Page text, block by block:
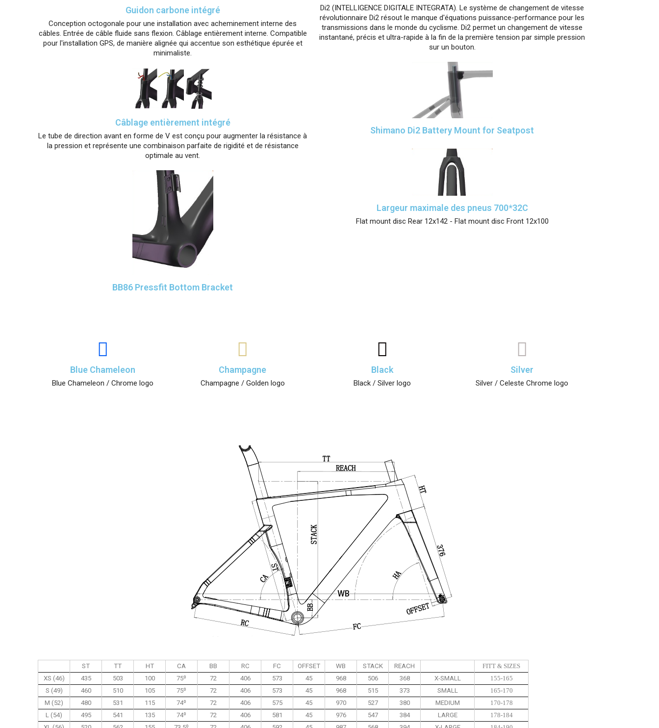
Guidon carbone intégré
Conception octogonale pour une installation avec acheminement interne des
câbles. Entrée de câble fluide sans flexion. Câblage entièrement interne. Compatible
pour l'installation GPS, de manière alignée qui accentue son esthétique épurée et
minimaliste.
Câblage entièrement intégré
Le tube de direction avant en forme de V est conçu pour augmenter la résistance à
la pression et représente une combinaison parfaite de rigidité et de résistance
optimale au vent.
BB86 Pressfit Bottom Bracket
Di2 (INTELLIGENCE DIGITALE INTEGRATA). Le système de changement de vitesse
révolutionnaire Di2 résout le manque d'équations puissance-performance pour les
transmissions dans le monde du cyclisme. Di2 permet un changement de vitesse
instantané, précis et ultra-rapide à la fin de la première tension par simple pression
sur un bouton.
Shimano Di2 Battery Mount for Seatpost
Largeur maximale des pneus 700*32C
Flat mount disc Rear 12x142 - Flat mount disc Front 12x100
Blue Chameleon
Blue Chameleon / Chrome logo
Champagne
Champagne / Golden logo
Black
Black / Silver logo
Silver
Silver / Celeste Chrome logo
ST TT HT CA BB RC FC OFFSET WB STACK REACH
FITT & SIZES
XS (46)
435 503 100 75º 72 406 573 45 968 506 368 X-SMALL
155-165
S (49)
460 510 105 75º 72 406 573 45 968 515 373 SMALL
165-170
M (52)
480 531 115 74º 72 406 575 45 970 527 380 MEDIUM
170-178
L (54)
495 541 135 74º 72 406 581 45 976 547 384 LARGE
178-184